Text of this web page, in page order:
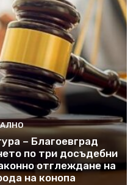
– Благоевград
по три досъдебни
отглеждане на
на конопа